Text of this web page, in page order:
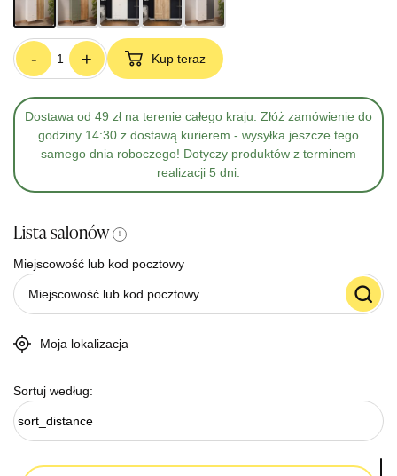
- + Kup teraz
Dostawa od 49 zł na terenie całego kraju. Złóż zamówienie do
godziny 14:30 z dostawą kurierem - wysyłka jeszcze tego
samego dnia roboczego! Dotyczy produktów z terminem
realizacji 5 dni.
Lista salonów i
Miejscowość lub kod pocztowy
Moja lokalizacja
Sortuj według:
sort_distance